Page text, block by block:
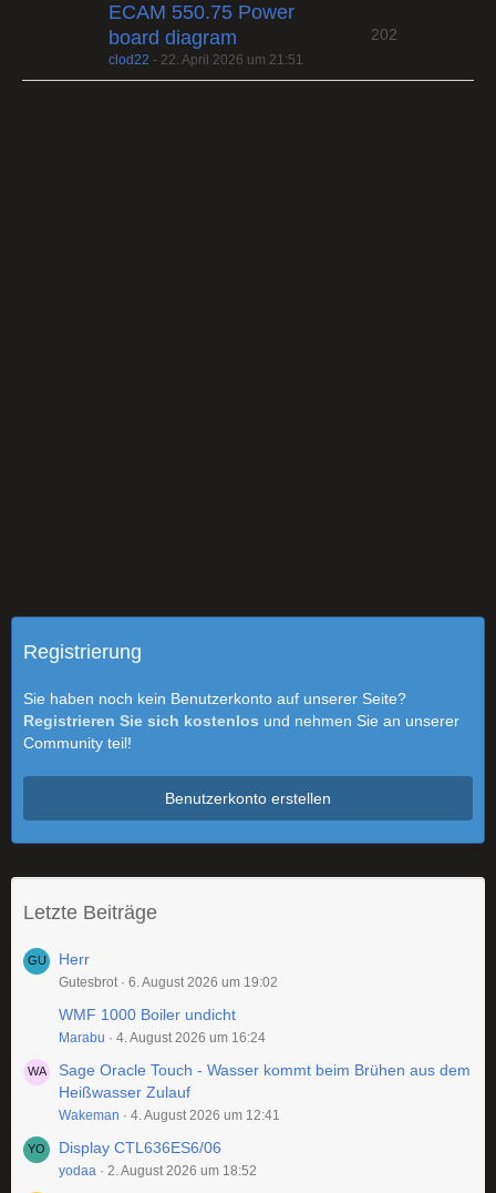
ECAM 550.75 Power
board diagram
clod22 - 22. April 2026 um 21:51
202
Registrierung
Sie haben noch kein Benutzerkonto auf unserer Seite?
Registrieren Sie sich kostenlos und nehmen Sie an unserer
Community teil!
Benutzerkonto erstellen
Letzte Beiträge
Herr
Gutesbrot 6. August 2026 um 19:02
WMF 1000 Boiler undicht
Marabu 4. August 2026 um 16:24
Sage Oracle Touch - Wasser kommt beim Brühen aus dem
Heißwasser Zulauf
Wakeman 4. August 2026 um 12:41
Display CTL636ES6/06
yodaa 2. August 2026 um 18:52